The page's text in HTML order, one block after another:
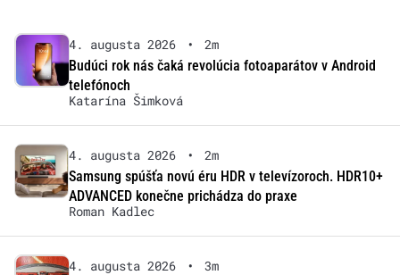
4. augusta 2026 •
2m
Budúci rok nás čaká revolúcia fotoaparátov v Android
telefónoch
Katarína Šimková
4. augusta 2026 •
2m
Samsung spúšťa novú éru HDR v televízoroch. HDR10+
ADVANCED konečne prichádza do praxe
Roman Kadlec
4. augusta 2026 •
3m